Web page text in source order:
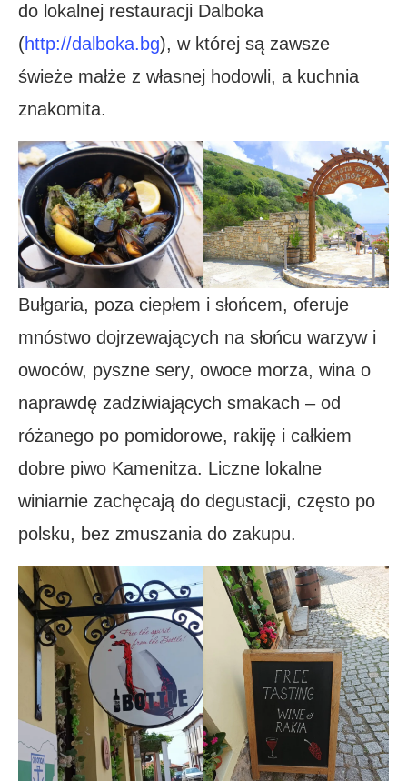
do lokalnej restauracji Dalboka
(http://dalboka.bg), w której są zawsze
świeże małże z własnej hodowli, a kuchnia
znakomita.
Bułgaria, poza ciepłem i słońcem, oferuje
mnóstwo dojrzewających na słońcu warzyw i
owoców, pyszne sery, owoce morza, wina o
naprawdę zadziwiających smakach – od
różanego po pomidorowe, rakiję i całkiem
dobre piwo Kamenitza. Liczne lokalne
winiarnie zachęcają do degustacji, często po
polsku, bez zmuszania do zakupu.